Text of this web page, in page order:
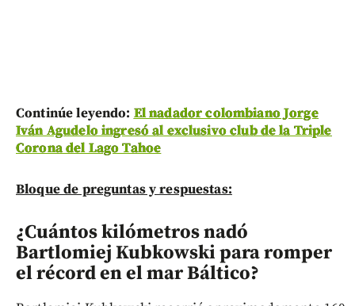
Continúe leyendo: El nadador colombiano Jorge
Iván Agudelo ingresó al exclusivo club de la Triple
Corona del Lago Tahoe
Bloque de preguntas y respuestas:
¿Cuántos kilómetros nadó
Bartlomiej Kubkowski para romper
el récord en el mar Báltico?